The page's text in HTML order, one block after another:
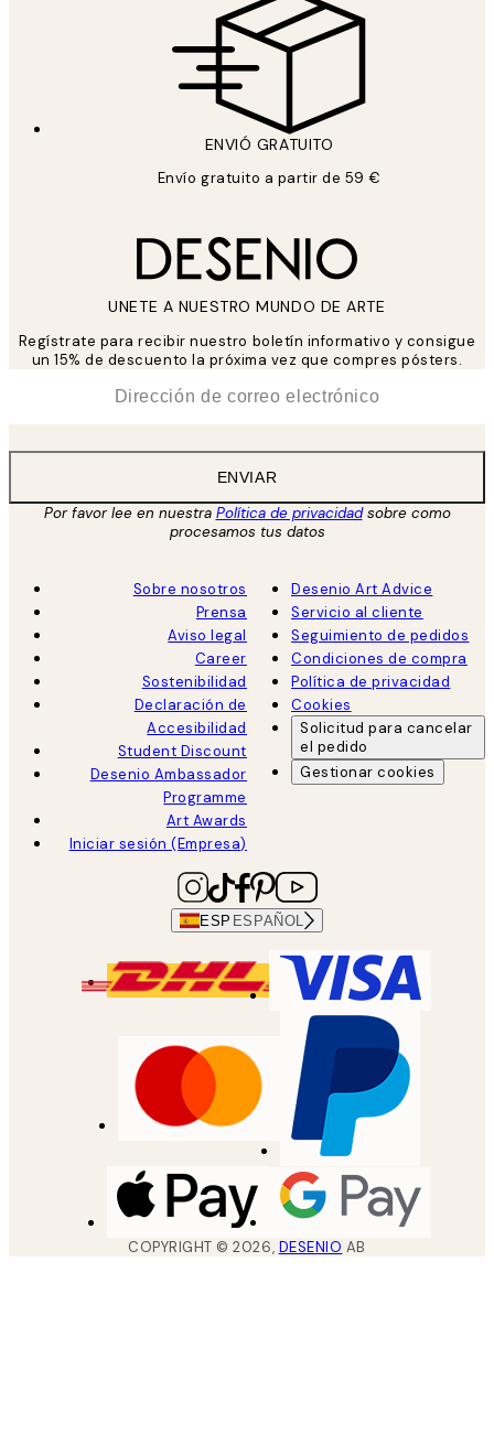
ENVIÓ GRATUITO
Envío gratuito a partir de 59 €
UNETE A NUESTRO MUNDO DE ARTE
Regístrate para recibir nuestro boletín informativo y consigue
un 15% de descuento la próxima vez que compres pósters.
ENVIAR
Por favor lee en nuestra Política de privacidadsobre como
procesamos tus datos
Sobre nosotros
Prensa
Aviso legal
Career
Sostenibilidad
Declaración de
Accesibilidad
Student Discount
Desenio Ambassador
Programme
Art Awards
Iniciar sesión (Empresa)
Desenio Art Advice
Servicio al cliente
Seguimiento de pedidos
Condiciones de compra
Política de privacidad
Cookies
Solicitud para cancelar
el pedido
Gestionar cookies
ESP ESPAÑOL
COPYRIGHT ©2026, DESENIO AB